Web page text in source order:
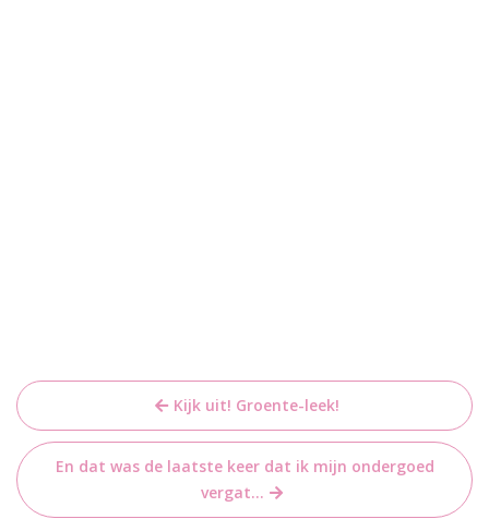
Bericht
navigatie
Kijk uit! Groente-leek!
En dat was de laatste keer dat ik mijn ondergoed
vergat…